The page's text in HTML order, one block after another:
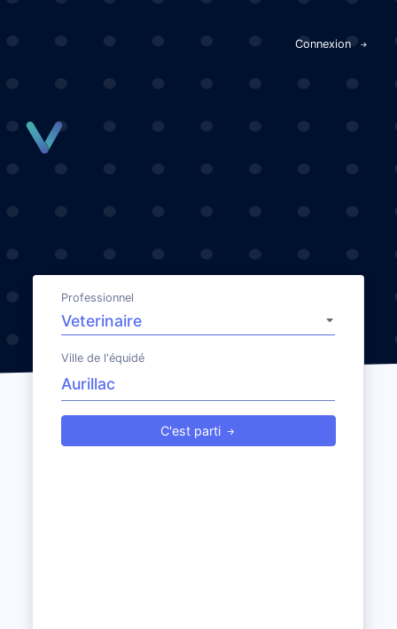
Connexion
Professionnel
Ville de l'équidé
C'est parti